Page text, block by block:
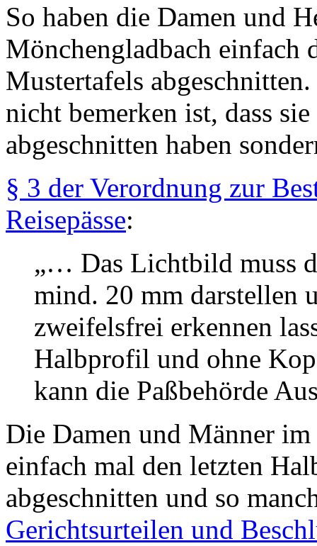
So haben die Damen und
Mönchengladbach einfach
Mustertafels
nicht bemerken ist, dass
abgeschnitten haben
§ 3 der Verordnung zur
Reisepässe:
„… Das Lichtbild muss
mind. 20 mm darstellen
zweifelsfrei erkennen
Halbprofil und ohne
kann die Paßbehörde
Die Damen und Männer
einfach mal den letzten
abgeschnitten und so
Gerichtsurteilen und